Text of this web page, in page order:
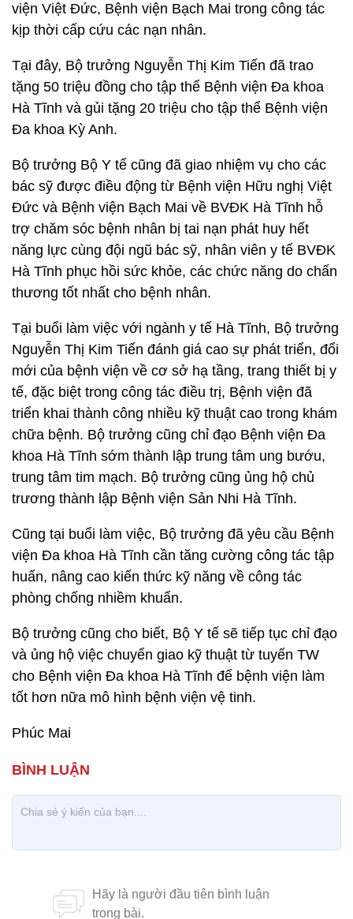
viện Việt Đức, Bệnh viện Bạch Mai trong công tác
kịp thời cấp cứu các nạn nhân.
Tại đây, Bộ trưởng Nguyễn Thị Kim Tiến đã trao
tặng 50 triệu đồng cho tập thể Bệnh viện Đa khoa
Hà Tĩnh và gủi tặng 20 triệu cho tập thể Bệnh viện
Đa khoa Kỳ Anh.
Bộ trưởng Bộ Y tế cũng đã giao nhiệm vụ cho các
bác sỹ được điều động từ Bệnh viện Hữu nghị Việt
Đức và Bệnh viện Bạch Mai về BVĐK Hà Tĩnh hỗ
trợ chăm sóc bệnh nhân bị tai nạn phát huy hết
năng lực cùng đội ngũ bác sỹ, nhân viên y tế BVĐK
Hà Tĩnh phục hồi sức khỏe, các chức năng do chấn
thương tốt nhất cho bệnh nhân.
Tại buổi làm việc với ngành y tế Hà Tĩnh, Bộ trưởng
Nguyễn Thị Kim Tiến đánh giá cao sự phát triển, đổi
mới của bệnh viện về cơ sở hạ tầng, trang thiết bị y
tế, đặc biệt trong công tác điều trị, Bệnh viện đã
triển khai thành công nhiều kỹ thuật cao trong khám
chữa bệnh. Bộ trưởng cũng chỉ đạo Bệnh viện Đa
khoa Hà Tĩnh sớm thành lập trung tâm ung bướu,
trung tâm tim mạch. Bộ trưởng cũng ủng hộ chủ
trương thành lập Bệnh viện Sản Nhi Hà Tĩnh.
Cũng tại buổi làm việc, Bộ trưởng đã yêu cầu Bệnh
viện Đa khoa Hà Tĩnh cần tăng cường công tác tập
huấn, nâng cao kiến thức kỹ năng về công tác
phòng chống nhiềm khuẩn.
Bộ trưởng cũng cho biết, Bộ Y tế sẽ tiếp tục chỉ đạo
và ủng hộ việc chuyển giao kỹ thuật từ tuyến TW
cho Bệnh viện Đa khoa Hà Tĩnh để bệnh viện làm
tốt hơn nữa mô hình bệnh viện vệ tinh.​
Phúc Mai